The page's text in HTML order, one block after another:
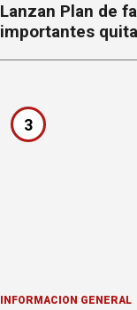
Lanzan Plan de
importantes
3
INFORMACION GENERAL